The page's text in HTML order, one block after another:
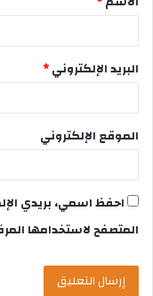
البريد الإلكتروني*
الموقع الإلكتروني
احفظ اسمي، بريدي
المتصفح لاستخدامها